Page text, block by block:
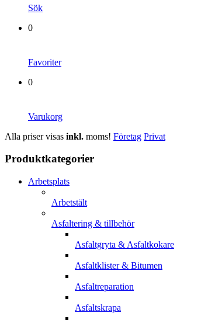
Sök
0
Favoriter
0
Varukorg
Alla priser visas inkl. moms! Företag Privat
Produktkategorier
Arbetsplats
Arbetstält
Asfaltering & tillbehör
Asfaltgryta & Asfaltkokare
Asfaltklister & Bitumen
Asfaltreparation
Asfaltskrapa